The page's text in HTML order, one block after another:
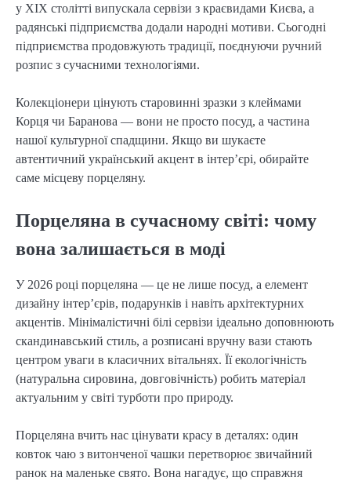
у XIX столітті випускала сервізи з краєвидами Києва, а
радянські підприємства додали народні мотиви. Сьогодні
підприємства продовжують традиції, поєднуючи ручний
розпис з сучасними технологіями.
Колекціонери цінують старовинні зразки з клеймами
Корця чи Баранова — вони не просто посуд, а частина
нашої культурної спадщини. Якщо ви шукаєте
автентичний український акцент в інтер’єрі, обирайте
саме місцеву порцеляну.
Порцеляна в сучасному світі: чому
вона залишається в моді
У 2026 році порцеляна — це не лише посуд, а елемент
дизайну інтер’єрів, подарунків і навіть архітектурних
акцентів. Мінімалістичні білі сервізи ідеально доповнюють
скандинавський стиль, а розписані вручну вази стають
центром уваги в класичних вітальнях. Її екологічність
(натуральна сировина, довговічність) робить матеріал
актуальним у світі турботи про природу.
Порцеляна вчить нас цінувати красу в деталях: один
ковток чаю з витонченої чашки перетворює звичайний
ранок на маленьке свято. Вона нагадує, що справжня